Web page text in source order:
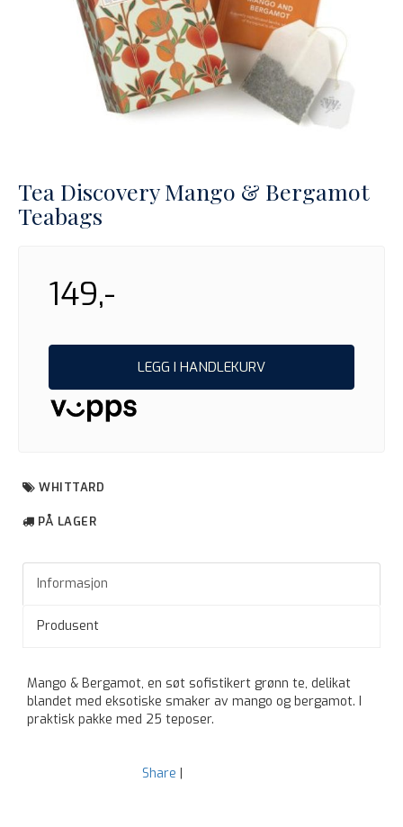
Tea Discovery Mango & Bergamot
Teabags
149,-
LEGG I HANDLEKURV
WHITTARD
PÅ LAGER
Informasjon
Produsent
Mango & Bergamot, en søt sofistikert grønn te, delikat
blandet med eksotiske smaker av mango og bergamot. I
praktisk pakke med 25 teposer.
Share |